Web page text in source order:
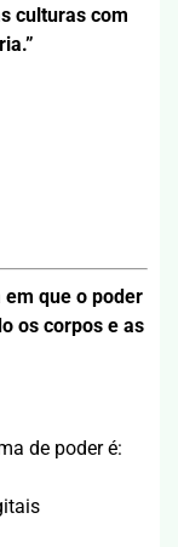
culturas com
em que o poder
os corpos e as
de poder é: